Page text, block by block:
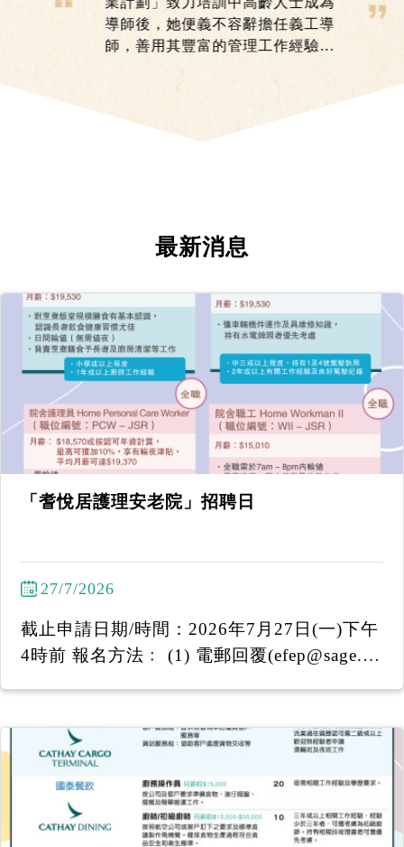
導師後，她便義不容辭擔任義工導
師，善用其豐富的管理工作經驗及
多年義務工作體驗積極培訓人才，
協助有技能的中高齡人士開拓就業
新領域。
最新消息
「耆悅居護理安老院」招聘日
27/7/2026
截止申請日期/時間：2026年7月27日(一)下午
4時前 報名方法﹕ (1) 電郵回覆(efep@sage.or
日 日期：2026年7月28日（星期二） 時間：
下午2:30至下午3:15